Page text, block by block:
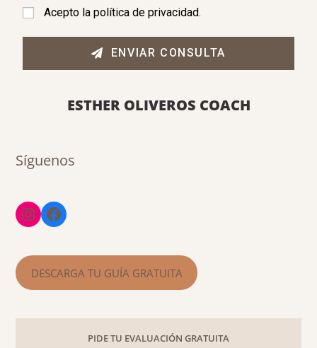
Acepto la política de privacidad.
ENVIAR CONSULTA
ESTHER OLIVEROS COACH
Síguenos
DESCARGA TU GUÍA GRATUITA
PIDE TU EVALUACIÓN GRATUITA